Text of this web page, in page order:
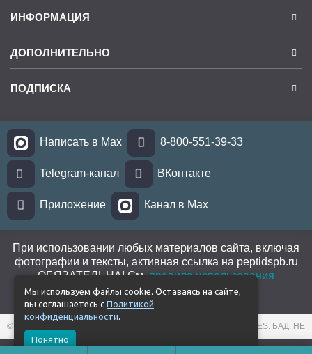
ИНФОРМАЦИЯ
ДОПОЛНИТЕЛЬНО
ПОДПИСКА
Написать в Max 8-800-551-39-33
Telegram-канал ВКонтакте
Приложение Канал в Max
При использовании любых материалов сайта, включая
фотографии и тексты, активная ссылка на peptidspb.ru
ОБЯЗАТЕЛЬНА! См. правила использования
материалов.
© 2026 PEPTIDES. ИНТЕРНЕТ-МАГАЗИН ПРОДУКЦИИ PEPTIDES. БАД. НЕ
Мы используем файлы cookie. Оставаясь на сайте,
вы соглашаетесь с Политикой
конфиденциальности.
Понятно